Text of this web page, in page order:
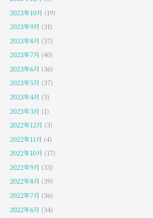
2023年10月 (19)
2023年9月 (31)
2023年8月 (37)
2023年7月 (40)
2023年6月 (36)
2023年5月 (37)
2023年4月 (3)
2023年3月 (1)
2022年12月 (3)
2022年11月 (4)
2022年10月 (17)
2022年9月 (33)
2022年8月 (39)
2022年7月 (36)
2022年6月 (34)